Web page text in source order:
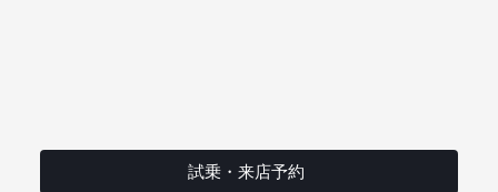
試乗・来店予約